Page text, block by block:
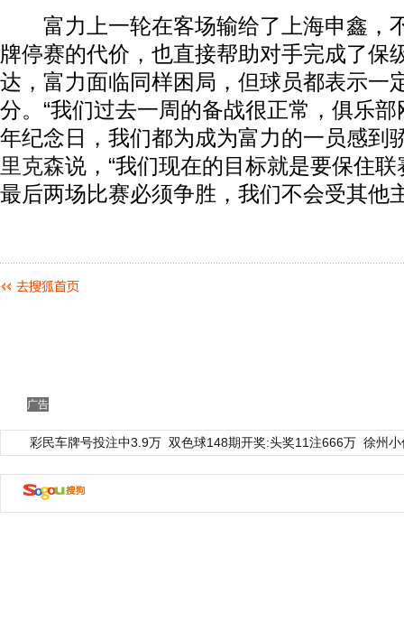
富力上一轮在客场输给了上海申鑫，
牌停赛的代价，也直接帮助对手完成了保
达，富力面临同样困局，但球员都表示一
分。“我们过去一周的备战很正常，俱乐
年纪念日，我们都为成为富力的一员感到
里克森说，“我们现在的目标就是要保住
最后两场比赛必须争胜，我们不会受其他
广告
彩民车牌号投注中3.9万 双色球148期开奖:头奖11注666万 徐州